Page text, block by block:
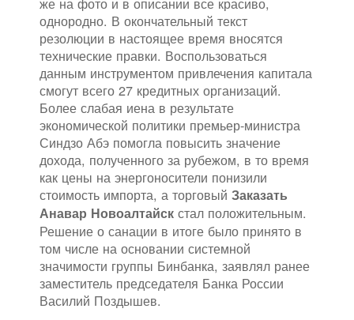
однородно. В окончательный текст
резолюции в настоящее время вносятся
технические правки. Воспользоваться
данным инструментом привлечения капитала
смогут всего 27 кредитных организаций.
Более слабая иена в результате
экономической политики премьер-министра
Синдзо Абэ помогла повысить значение
дохода, полученного за рубежом, в то время
как цены на энергоносители понизили
стоимость импорта, а торговый Заказать
Анавар Новоалтайск стал положительным.
Решение о санации в итоге было принято в
том числе на основании системной
значимости группы Бинбанка, заявлял ранее
заместитель председателя Банка России
Василий Поздышев.